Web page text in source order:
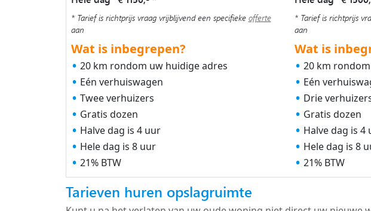
* Tarief is richtprijs vraag vrijblijvend een specifieke offerte
aan
Wat is inbegrepen?
20 km rondom uw huidige adres
Eén verhuiswagen
Twee verhuizers
Gratis dozen
Halve dag is 4 uur
Hele dag is 8 uur
21% BTW
* Tarief is richtprijs
aan
Wat is
20 km
Eén
Drie
Gratis dozen
Halve dag is 4
Hele dag is 8
21% BTW
Tarieven huren opslagruimte